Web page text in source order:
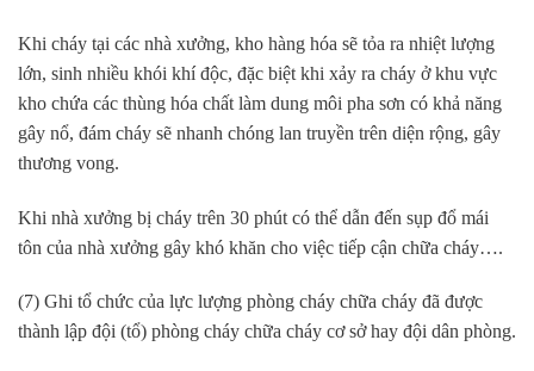
Khi cháy tại các nhà xưởng, kho hàng hóa sẽ tỏa ra nhiệt lượng
lớn, sinh nhiều khói khí độc, đặc biệt khi xảy ra cháy ở khu vực
kho chứa các thùng hóa chất làm dung môi pha sơn có khả năng
gây nổ, đám cháy sẽ nhanh chóng lan truyền trên diện rộng, gây
thương vong.
Khi nhà xưởng bị cháy trên 30 phút có thể dẫn đến sụp đổ mái
tôn của nhà xưởng gây khó khăn cho việc tiếp cận chữa cháy….
(7) Ghi tổ chức của lực lượng phòng cháy chữa cháy đã được
thành lập đội (tổ) phòng cháy chữa cháy cơ sở hay đội dân phòng.